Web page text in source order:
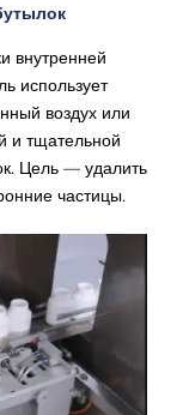
внутренней
использует
воздух или
и тщательной
Цель — удалить
частицы.